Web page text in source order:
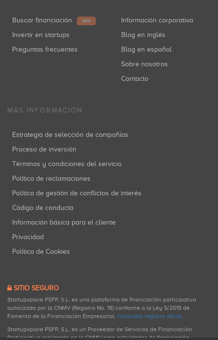
Buscar financiación NEW
Invertir en startups
Preguntas frecuentes
Información corporativa
Blog en inglés
Blog en español
Sobre nosotros
Contacto
MÁS INFORMACIÓN
Estrategia de selección de compañías
Proceso de inversión
Términos y condiciones del servicio
Política de reclamaciones
Política de gestión de conflictos de interés
Código de conducta
Información básica para el cliente
Privacidad
Política de Cookies
SITIO SEGURO
Startupxplore PSFP, S.L. es una plataforma de financiación participativa
autorizada por la CNMV (Registro No. 18) conforme a la Ley 5/2015 de
Fomento de la Financiación Empresarial. Consultar registro oficial
Startupxplore PSFP, S.L. es un Proveedor de Servicios de Financiación
Participativa registrado en la CNMV para actividades de financiación